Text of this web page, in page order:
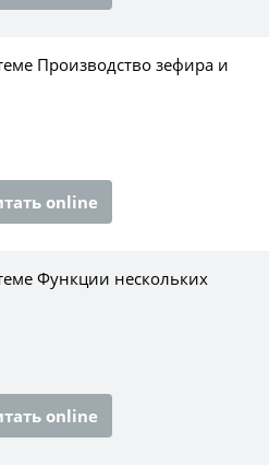
Производство зефира и
online
Функции нескольких
online